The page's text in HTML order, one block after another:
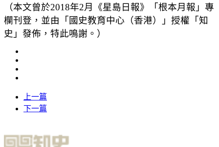
（本文曾於2018年2月《星島日報》「根本月報」專
欄刊登，並由「國史教育中心（香港）」授權「知
史」發佈，特此鳴謝。）
上一篇
下一篇